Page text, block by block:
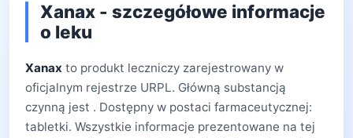
Xanax - szczegółowe informacje
o leku
Xanax to produkt leczniczy zarejestrowany w
oficjalnym rejestrze URPL. Główną substancją
czynną jest . Dostępny w postaci farmaceutycznej:
tabletki. Wszystkie informacje prezentowane na tej